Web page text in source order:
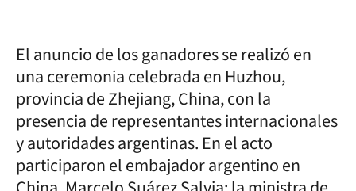
El anuncio de los ganadores se realizó en
una ceremonia celebrada en Huzhou,
provincia de Zhejiang, China, con la
presencia de representantes internacionales
y autoridades argentinas. En el acto
participaron el embajador argentino en